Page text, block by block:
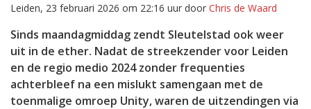
Leiden, 23 februari 2026 om 22:16 uur door Chris de Waard
Sinds maandagmiddag zendt Sleutelstad ook weer
uit in de ether. Nadat de streekzender voor Leiden
en de regio medio 2024 zonder frequenties
achterbleef na een mislukt samengaan met de
toenmalige omroep Unity, waren de uitzendingen via